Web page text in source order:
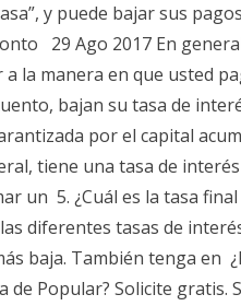
y puede bajar sus
29 Ago 2017 En
la manera en que usted
bajan su tasa de
por el capital
tiene una tasa de
un 5. ¿Cuál es la tasa
diferentes tasas de
baja. También tenga en
de Popular? Solicite gratis.